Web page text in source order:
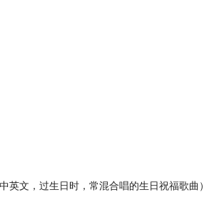
中英文，过生日时，常混合唱的生日祝福歌曲）